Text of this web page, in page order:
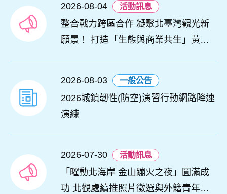
2026-08-04 活動訊息
整合戰力跨區合作 凝聚北臺灣觀光新
願景！ 打造「生態與商業共生」黃金
2026-08-03 一般公告
2026城鎮韌性(防空)演習行動網路降速
演練
2026-07-30 活動訊息
「曜動北海岸 金山蹦火之夜」圓滿成
功 北觀處續推照片徵選與外籍青年免